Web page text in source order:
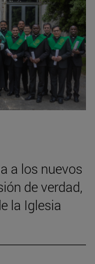
a los nuevos
de verdad,
la Iglesia